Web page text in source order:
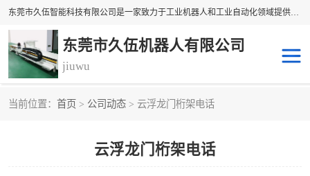
东莞市久伍智能科技有限公司是一家致力于工业机器人和工业自动化领域提供坐标机 械手解决方案的民族品牌企业。 本公司产品包括自动上下料机械手、多轴机械手、直线电机、精密定位滑台、线性滑台、重型模组、地轨等高精密传动组件。公司集设计，研发，制造及销售于一体的高科技企业。 将持续创新，更加专注于线性传动技术与产品研发，为您提供更、精密、可靠的产品与 技术，为中国自动化核心零部件做出贡献。
东莞市久伍机器人有限公司
jiuwu
当前位置： 首页 > 公司动态 > 云浮龙门桁架电话
云浮龙门桁架电话
龙门桁架